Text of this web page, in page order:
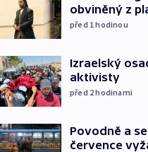
obviněný z
před 1hodinou
Izraelský
aktivisty
před 2hodinami
Povodně a
července